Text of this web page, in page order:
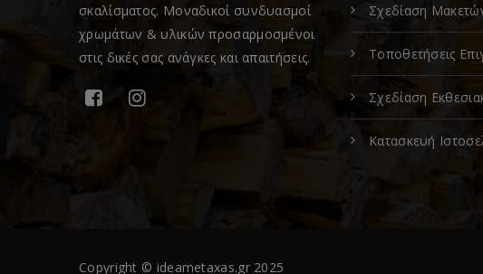
σκαλίσματος. Μοναδικοί συνδυασμοί
χρωμάτων & υλικών προσαρμοσμένοι
στις δικές σας ανάγκες και απαιτήσεις.
Σχεδίαση
Τοποθετήσεις
Σχεδίαση
Κατασκευή
Copyright © ideametaxas.gr 2025